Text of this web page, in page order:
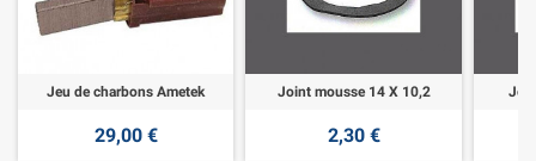
Jeu de charbons Ametek
29,00 €
Joint mousse 14 X 10,2
2,30 €